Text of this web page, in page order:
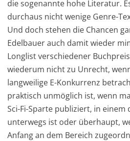
die sogenannte hohe Literatur.
durchaus nicht wenige Genre-
Und doch stehen die Chancen
Edelbauer auch damit wieder
Longlist verschiedener
wiederum nicht zu Unrecht,
langweilige E-Konkurrenz
praktisch unmöglich ist, wenn
Sci-Fi-Sparte publiziert, in einem
unterwegs ist oder überhaupt,
Anfang an dem Bereich